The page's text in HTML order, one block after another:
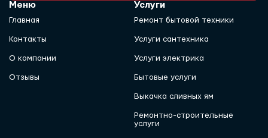
Меню
Главная
Контакты
О компании
Отзывы
Услуги
Ремонт бытовой техники
Услуги сантехника
Услуги электрика
Бытовые услуги
Выкачка сливных ям
Ремонтно-строительные
услуги